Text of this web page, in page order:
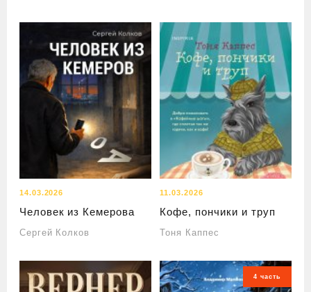
14.03.2026
Человек из Кемерова
Сергей Колков
11.03.2026
Кофе, пончики и труп
Тоня Каппес
4 часть